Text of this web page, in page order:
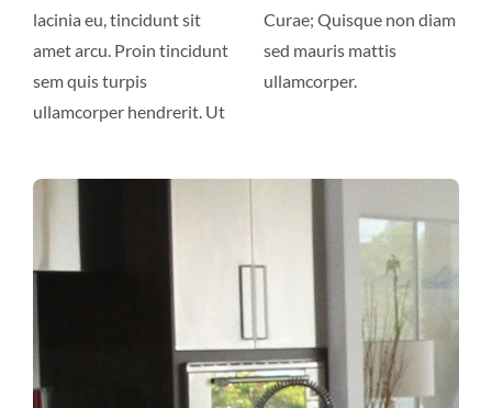
lacinia eu, tincidunt sit
amet arcu. Proin tincidunt
sem quis turpis
ullamcorper hendrerit. Ut
Curae; Quisque non diam
sed mauris mattis
ullamcorper.